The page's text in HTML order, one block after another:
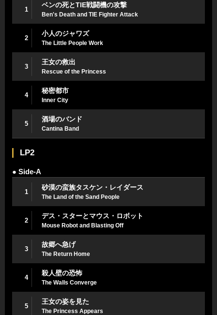
1
ベンの死とTIE戦闘機の攻撃
Ben's Death and TIE Fighter Attack
2
小人のジャワズ
The Little People Work
3
王女の救出
Rescue of the Princess
4
秘密都市
Inner City
5
酒場のバンド
Cantina Band
LP2
● Side-A
1
砂漠の蛮族タスケン・レイダース
The Land of the Sand People
2
デス・スターとマウス・ロボット
Mouse Robot and Blasting Off
3
故郷へ急げ
The Return Home
4
殺人壁の恐怖
The Walls Converge
5
王女の姿を見た
The Princess Appears